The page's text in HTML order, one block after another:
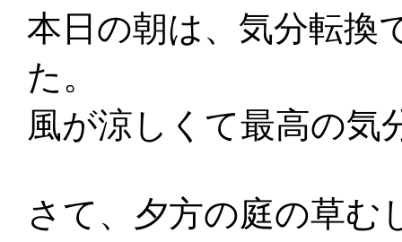
本日の朝は、気分転換
た。
風が涼しくて最高の気
さて、夕方の庭の草む